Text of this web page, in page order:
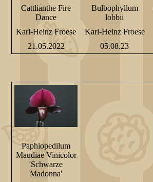
Cattlianthe Fire
Dance
Bulbophyllum
lobbii
Karl-Heinz Froese Karl-Heinz Froese
21.05.2022
05.08.23
Paphiopedilum
Maudiae Vinicolor
'Schwarze
Madonna'